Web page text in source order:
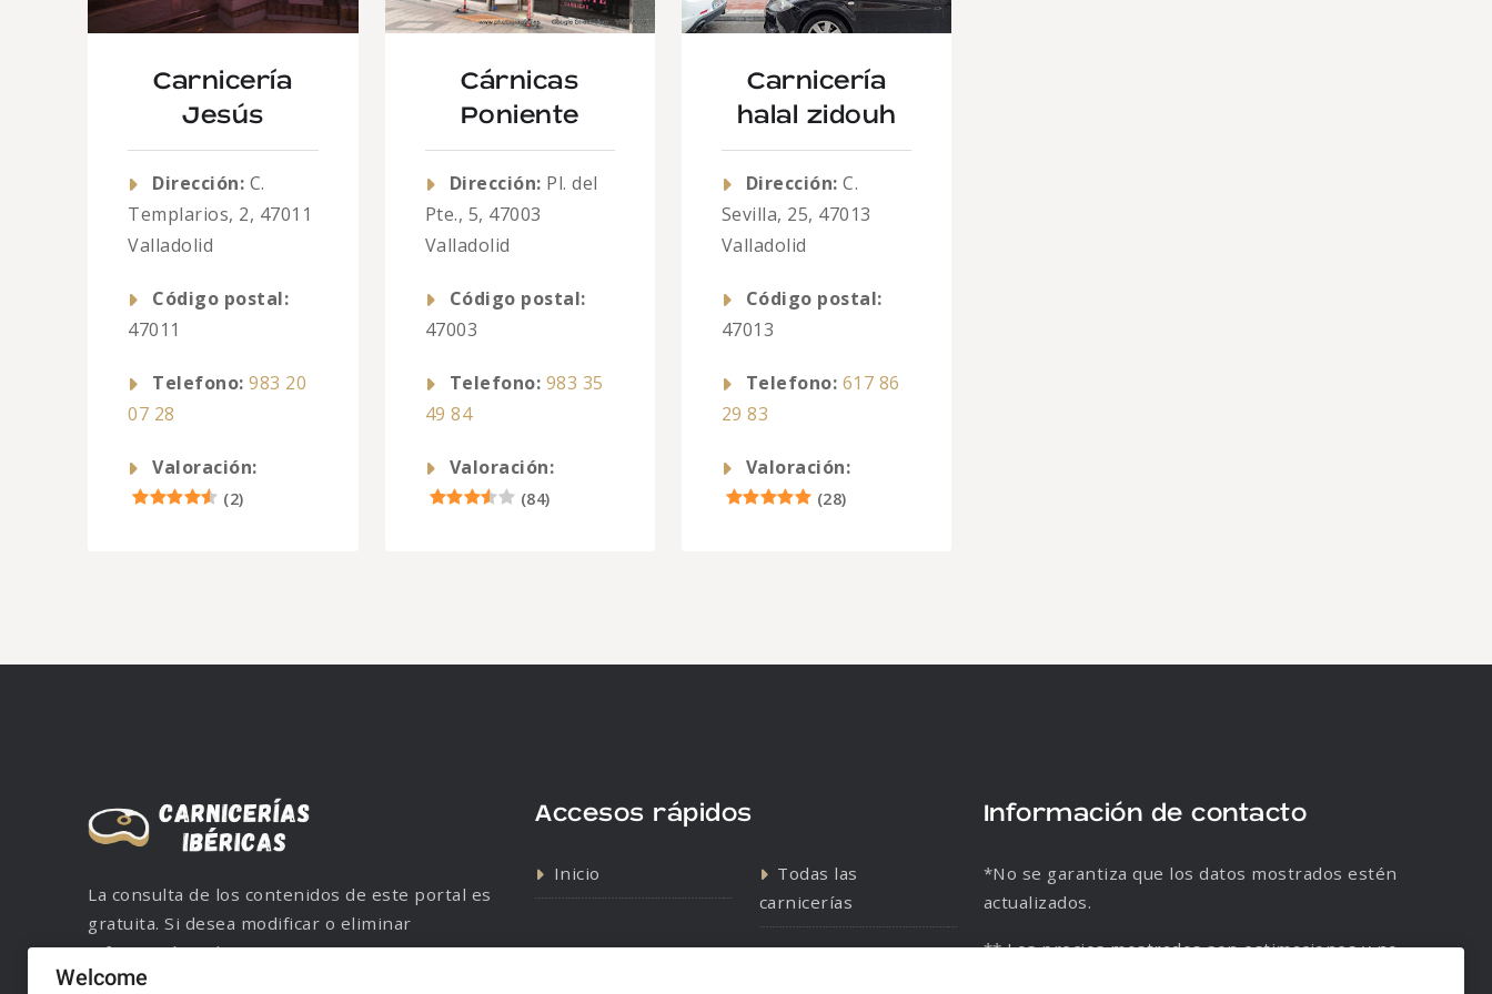
Carnicería
Jesús
Dirección: C.
Templarios, 2, 47011
Valladolid
Código postal:
47011
Telefono: 983 20
07 28
Valoración:
(2)
Cárnicas
Poniente
Dirección: Pl. del
Pte., 5, 47003
Valladolid
Código postal:
47003
Telefono: 983 35
49 84
Valoración:
(84)
Carnicería
halal zidouh
Dirección: C.
Sevilla, 25, 47013
Valladolid
Código postal:
47013
Telefono: 617 86
29 83
Valoración:
(28)
La consulta de los contenidos de este portal es
gratuita. Si desea modificar o eliminar
información, póngase en contacto con nuestro
servicio de atención al cliente mediante correo
Accesos rápidos
Inicio
Todas las
carnicerías
Contacto Política de cookies
Información de contacto
*No se garantiza que los datos mostrados estén
actualizados.
** Los precios mostrados son estimaciones y no
Welcome